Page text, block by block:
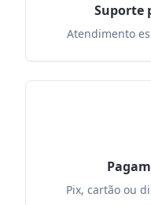
Suporte
Atendimento
Pix, cartão ou